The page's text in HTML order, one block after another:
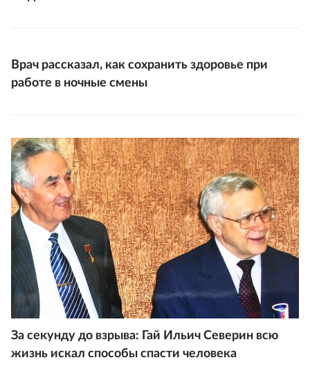
Врач рассказал, как сохранить здоровье при
работе в ночные смены
За секунду до взрыва: Гай Ильич Северин всю
жизнь искал способы спасти человека